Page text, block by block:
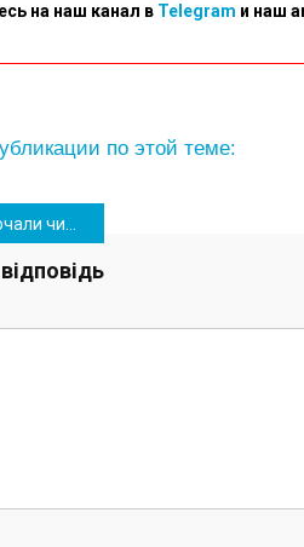
на наш канал в Telegram и наш
по этой теме:
і виявили купу сміття